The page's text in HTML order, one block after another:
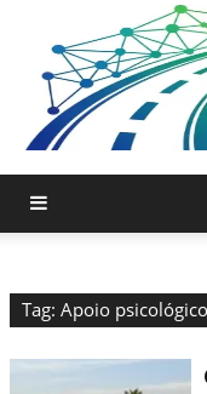
Tag: Apoio